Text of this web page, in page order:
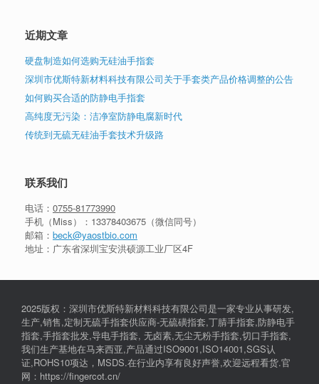
近期文章
硬盘制造如何选购无硅油手指套
深圳市优斯特新材料科技有限公司关于手套类产品价格调整的公告
如何购买合适的防静电手指套
高纯度无污染：洁净室防静电腐新时代
传统到无硫无硅油手套技术升级路
联系我们
电话： 0755-81773990
手机（Miss）： 13378403675 （微信同号）
邮箱： beck@yaostbio.com
地址：广东省深圳宝安洪硕源工业厂区4F
2025版权：深圳市优斯特新材料科技有限公司是一家专业从事研发,
生产,销售,定制无硫手指套供应商-无硫磺指套,丁腈手指套,防静电手
指套,手指套批发,导电手指套, 无卤素,无尘无粉手指套,切口手指套,
我们生产基地在马来西亚,产品通过ISO9001,ISO14001,SGS认
证,ROHS10项达，MSDS.在行业内享有良好声誉,欢迎远程看货.官
网：https://fingercot.cn/